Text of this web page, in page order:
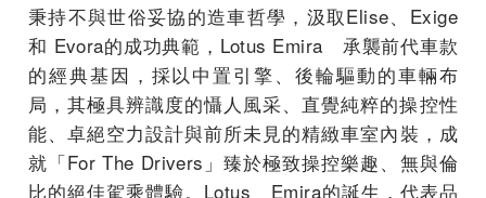
秉持不與世俗妥協的造車哲學，汲取Elise、Exige
和 Evora的成功典範，Lotus Emira 承襲前代車款
的經典基因，採以中置引擎、後輪驅動的車輛布
局，其極具辨識度的懾人風采、直覺純粹的操控性
能、卓絕空力設計與前所未見的精緻車室內裝，成
就「For The Drivers」臻於極致操控樂趣、無與倫
比的絕佳駕乘體驗。Lotus Emira的誕生，代表品